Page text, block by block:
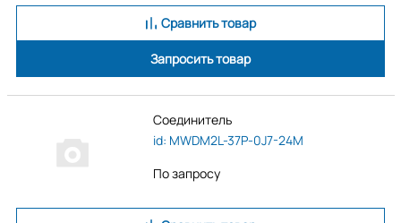
Сравнить товар
Запросить товар
Соединитель
id: MWDM2L-37P-0J7-24M
По запросу